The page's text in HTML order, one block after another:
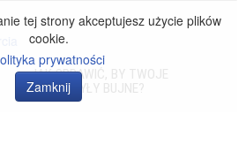
JAK SPRAWIĆ, BY TWOJE
WŁOSY BYŁY BUJNE?
tej strony akceptujesz użycie plików
cookie.
prywatności
Zamknij